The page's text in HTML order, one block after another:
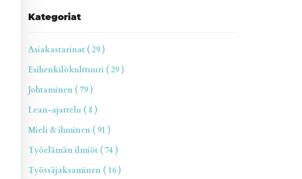
Kategoriat
Asiakastarinat ( 29 )
Esihenkilökulttuuri ( 29 )
Johtaminen ( 79 )
Lean-ajattelu ( 8 )
Mieli & ihminen ( 91 )
Työelämän ilmiöt ( 74 )
Työssäjaksaminen ( 16 )